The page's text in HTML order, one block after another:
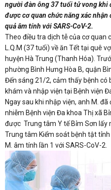
người đàn ông 37 tuổi tử vong khi
được cơ quan chức năng xác
quả âm tính với SARS-CoV-2.
Theo điều tra dịch tễ của cơ quan
L.Q.M (37 tuổi) về ăn Tết tại quê
huyện Hà Trung (Thanh Hóa).
phường Bình Hưng Hòa B, quận
Đến sáng 21/2, cảm thấy bệnh có
khám và nhập viện tại Bệnh viện
Ngay sau khi nhập viện, anh M.
nhiễm Bệnh viện Đa khoa Thị xã
được Trung tâm Y tế Bỉm Sơn lấy
Trung tâm Kiểm soát bệnh tật
M. âm tính lần 1 với SARS-CoV-2.